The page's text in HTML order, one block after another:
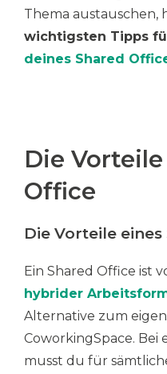
Thema austauschen,
wichtigsten Tipps
deines Shared
Die
Office
Die Vorteile
Ein Shared Office ist
hybrider
Alternative zum
CoworkingSpace. Bei
musst du für